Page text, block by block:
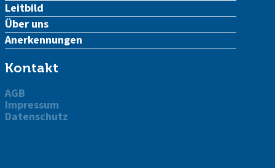
Leitbild
Über uns
Anerkennungen
Kontakt
AGB
Impressum
Datenschutz